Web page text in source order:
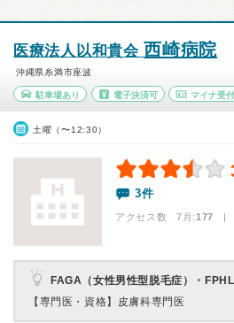
医療法人以和貴会 西崎病院
沖縄県糸満市座波
駐車場あり 電子決済可 マイナ受付
土曜（〜12:30）
3件
アクセス数 7月:177 |
FAGA（女性男性型脱毛症）・
【専門医・資格】 皮膚科専門医